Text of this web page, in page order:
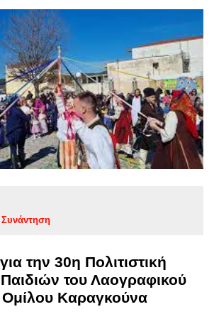
Συνάντηση
την 30η Πολιτιστική
του Λαογραφικού
Ομίλου Καραγκούνα